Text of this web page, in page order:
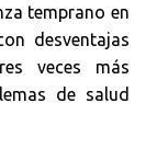
temprano en
desventajas
veces más
de salud